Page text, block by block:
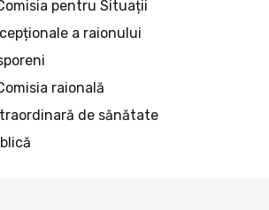
pentru Situații
a raionului
raională
de sănătate